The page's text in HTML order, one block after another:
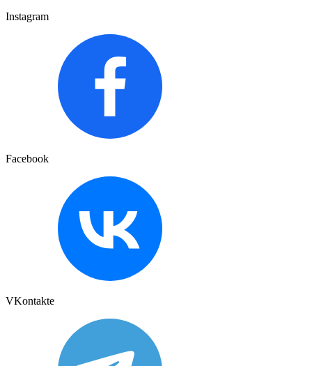
Instagram
Facebook
VKontakte